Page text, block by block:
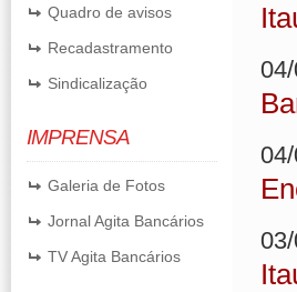
Quadro de avisos
Recadastramento
Sindicalização
IMPRENSA
Galeria de Fotos
Jornal Agita Bancários
TV Agita Bancários